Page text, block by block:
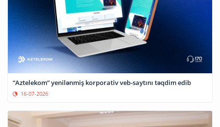
“Aztelekom” yenilənmiş korporativ veb-saytını təqdim edib
16-07-2026